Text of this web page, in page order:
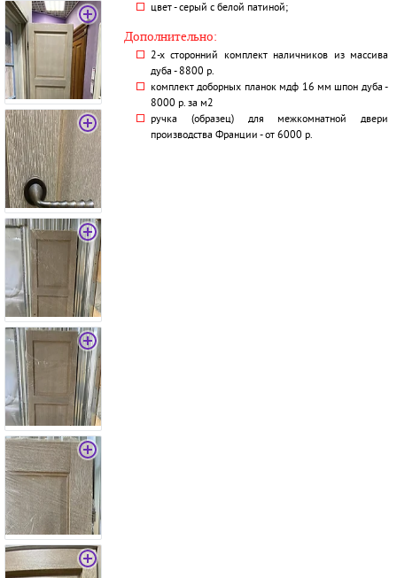
цвет - серый с белой патиной;
Дополнительно:
2-х сторонний комплект наличников из массива
дуба - 8800 р.
комплект доборных планок мдф 16 мм шпон дуба -
8000 р. за м2
ручка (образец) для межкомнатной двери
производства Франции - от 6000 р.